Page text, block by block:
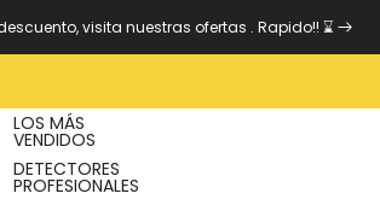
visita nuestras ofertas . Rapido!! ⌛
LOS MÁS
VENDIDOS
DETECTORES
PROFESIONALES